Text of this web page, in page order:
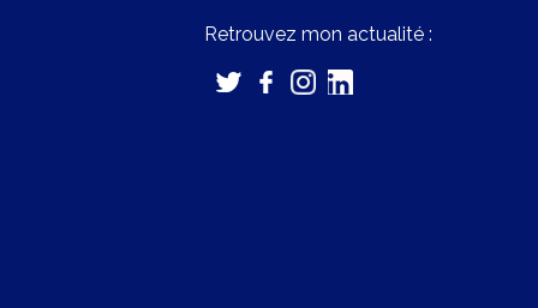
Retrouvez mon actualité :